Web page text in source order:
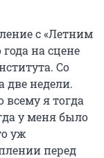
с «Летним
года на сцене
Со
две недели.
всему я тогда
у меня было
уж
перед